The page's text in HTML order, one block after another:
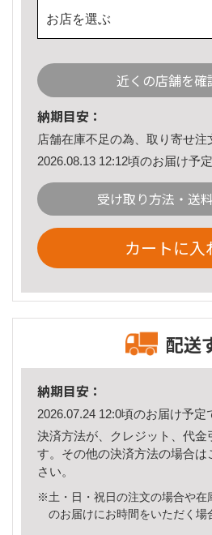
お店を選ぶ
近くの店舗を確
納期目安：
店舗在庫不足の為、取り寄せ注
2026.08.13 12:12頃のお届け予定
受け取り方法・送
カートに入
配送
納期目安：
2026.07.24 12:0頃のお届け予定
決済方法が、クレジット、代金
す。その他の決済方法の場合は
さい。
※土・日・祝日の注文の場合や在
のお届けにお時間をいただく場